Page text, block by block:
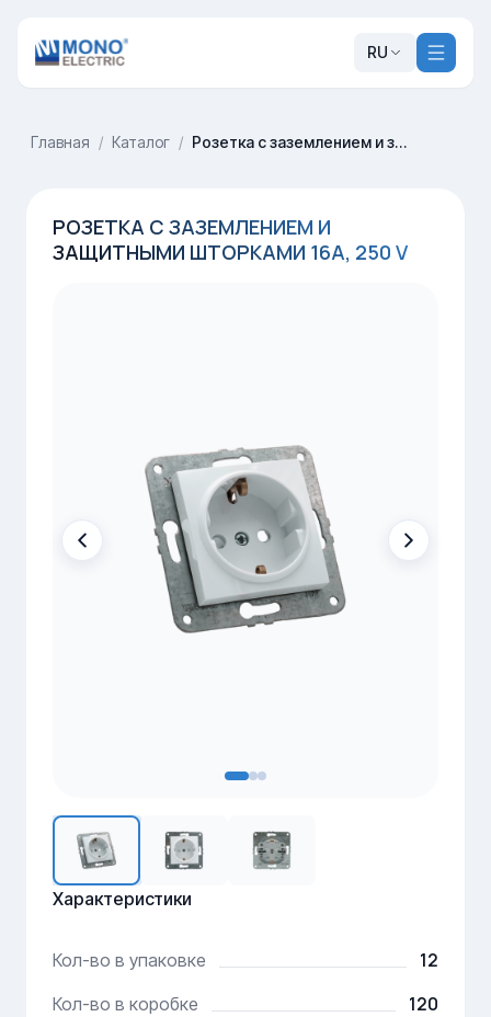
RU
Главная / Каталог / Розетка с заземлением и защитными шторками 16A, 250 V
РОЗЕТКА С ЗАЗЕМЛЕНИЕМ И
ЗАЩИТНЫМИ ШТОРКАМИ 16A, 250 V
Характеристики
Кол-во в упаковке 12
Кол-во в коробке 120